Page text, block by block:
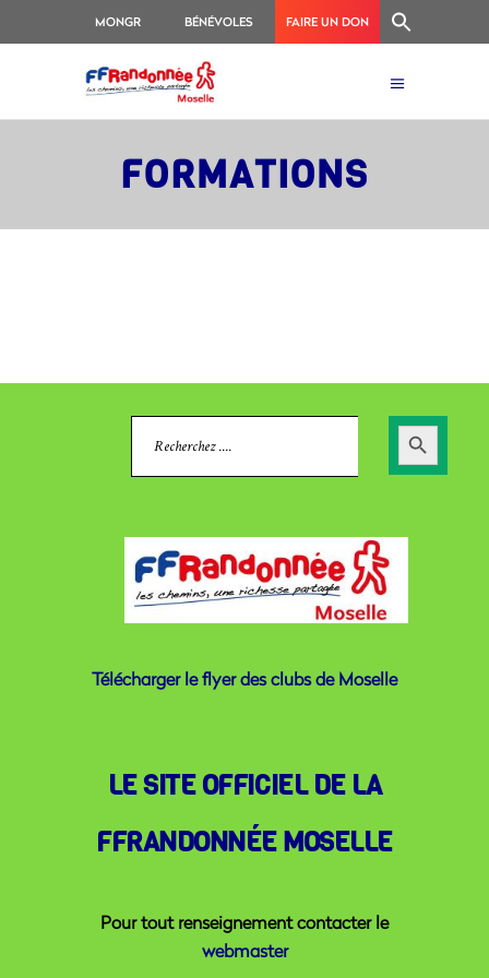
MONGR BÉNÉVOLES FAIRE UN DON
FORMATIONS
Search
Search
Button
Télécharger le flyer des clubs de Moselle
LE SITE OFFICIEL DE LA
FFRANDONNÉE MOSELLE
Pour tout renseignement contacter le
webmaster